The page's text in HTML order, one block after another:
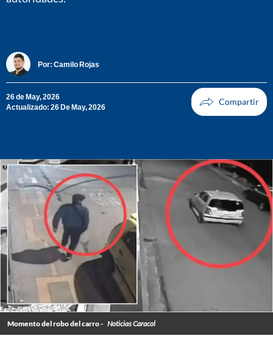
Por: Camilo Rojas
26 de May, 2026
Actualizado: 26 De May, 2026
Momento del robo del carro - Noticias Caracol